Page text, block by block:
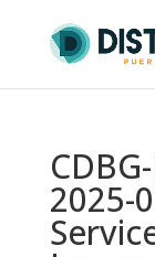
2025-